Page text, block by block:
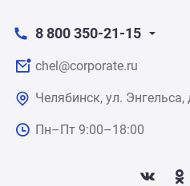
8 800 350-21-15
chel@corporate.ru
Челябинск, ул.
Пн–Пт 9:00–18:00